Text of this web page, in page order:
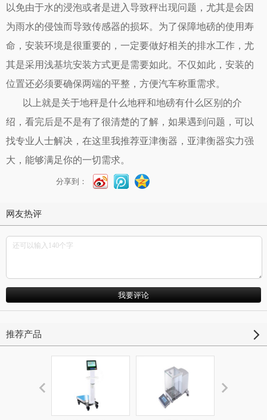
以免由于水的浸泡或者是进入导致秤出现问题，尤其是会因
为雨水的侵蚀而导致传感器的损坏。为了保障地磅的使用寿
命，安装环境是很重要的，一定要做好相关的排水工作，尤
其是采用浅基坑安装方式更是需要如此。不仅如此，安装的
位置还必须要确保两端的平整，方便汽车称重需求。
以上就是关于地秤是什么地秤和地磅有什么区别的介
绍，看完后是不是有了很清楚的了解，如果遇到问题，可以
找专业人士解决，在这里我推荐亚津衡器，亚津衡器实力强
大，能够满足你的一切需求。
分享到：
网友热评
推荐产品